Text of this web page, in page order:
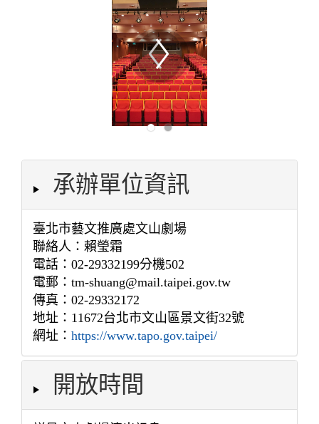
承辦單位資訊
臺北市藝文推廣處文山劇場
聯絡人：賴瑩霜
電話：02-29332199分機502
電郵：tm-shuang@mail.taipei.gov.tw
傳真：02-29332172
地址：11672台北市文山區景文街32號
網址： https://www.tapo.gov.taipei/
開放時間